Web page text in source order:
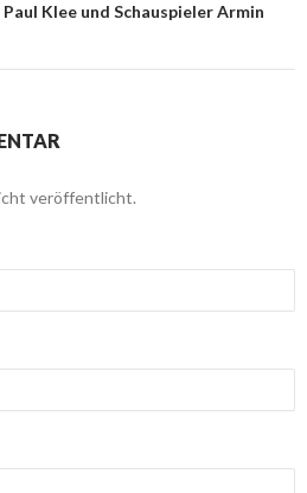
Klee und Schauspieler Armin
veröffentlicht.